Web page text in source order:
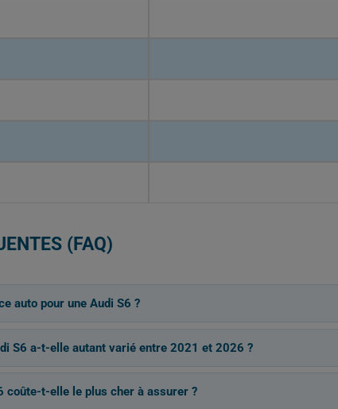
(FAQ)
auto pour une Audi S6 ?
S6 a-t-elle autant varié entre 2021 et 2026 ?
coûte-t-elle le plus cher à assurer ?